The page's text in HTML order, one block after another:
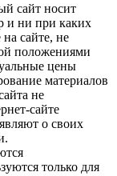
сайт носит
и ни при каких
сайте, не
положениями
цены
материалов
не
сайте
о своих
только для